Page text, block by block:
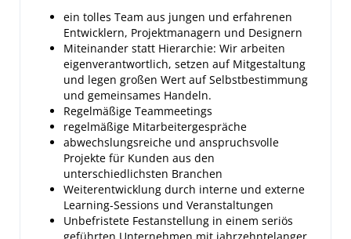
ein tolles Team aus jungen und erfahrenen
Entwicklern, Projektmanagern und Designern
Miteinander statt Hierarchie: Wir arbeiten
eigenverantwortlich, setzen auf Mitgestaltung
und legen großen Wert auf Selbstbestimmung
und gemeinsames Handeln.
Regelmäßige Teammeetings
regelmäßige Mitarbeitergespräche
abwechslungsreiche und anspruchsvolle
Projekte für Kunden aus den
unterschiedlichsten Branchen
Weiterentwicklung durch interne und externe
Learning-Sessions und Veranstaltungen
Unbefristete Festanstellung in einem seriös